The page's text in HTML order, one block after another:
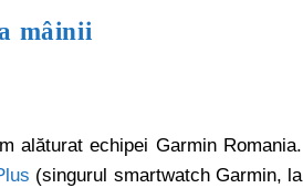
mâinii
alăturat echipei Garmin Romania.
(singurul smartwatch Garmin, la